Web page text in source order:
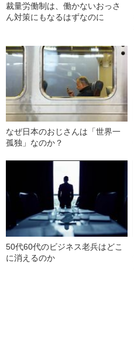
裁量労働制は、働かないおっさ
ん対策にもなるはずなのに
なぜ日本のおじさんは「世界一
孤独」なのか？
50代60代のビジネス老兵はどこ
に消えるのか